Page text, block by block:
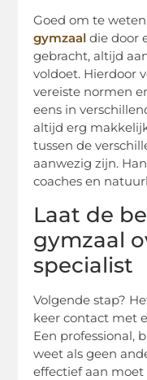
Goed om te
gymzaal die door
gebracht, altijd
voldoet. Hierdoor
vereiste normen
eens in
altijd erg
tussen de
aanwezig zijn.
coaches en
Laat de
gymzaal
specialist
Volgende stap?
keer contact met
Een professional,
weet als geen
effectief aan